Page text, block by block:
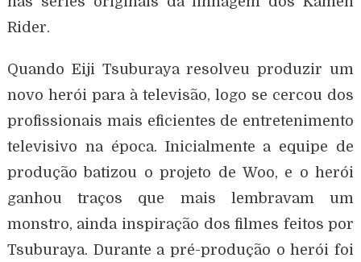
Rider.
Quando Eiji Tsuburaya resolveu produzir um
novo herói para à televisão, logo se cercou dos
profissionais mais eficientes de entretenimento
televisivo na época. Inicialmente a equipe de
produção batizou o projeto de Woo, e o herói
ganhou traços que mais lembravam um
monstro, ainda inspiração dos filmes feitos por
Tsuburaya. Durante a pré-produção o herói foi